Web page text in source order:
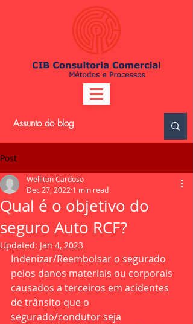
Post
Qual é o objetivo do
seguro Auto RCF?
Welliton Cardoso
Dec 27, 2022 1 min read
Updated: Jan 4, 2023
Indenizar/Reembolsar o segurado
pelos danos materiais ou corporais
causados a terceiros em acidentes
de trânsito que o
segurado/condutor seja